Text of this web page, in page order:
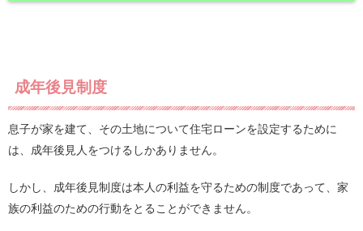
成年後見制度
息子が家を建て、その土地について住宅ローンを設定するために
は、成年後見人をつけるしかありません。
しかし、成年後見制度は本人の利益を守るための制度であって、家
族の利益のための行動をとることができません。